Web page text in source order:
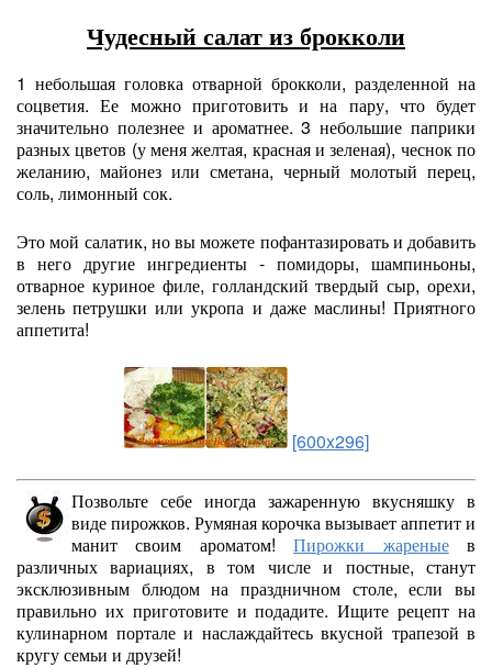
Чудесный салат из брокколи
1 небольшая головка отварной брокколи, разделенной на
соцветия. Ее можно приготовить и на пару, что будет
значительно полезнее и ароматнее. 3 небольшие паприки
разных цветов (у меня желтая, красная и зеленая), чеснок по
желанию, майонез или сметана, черный молотый перец,
соль, лимонный сок.
Это мой салатик, но вы можете пофантазировать и добавить
в него другие ингредиенты - помидоры, шампиньоны,
отварное куриное филе, голландский твердый сыр, орехи,
зелень петрушки или укропа и даже маслины! Приятного
аппетита!
[600x296]
Позвольте себе иногда зажаренную вкусняшку в
виде пирожков. Румяная корочка вызывает аппетит и
манит своим ароматом!Пирожки жареныев
различных вариациях, в том числе и постные, станут
эксклюзивным блюдом на праздничном столе, если вы
правильно их приготовите и подадите. Ищите рецепт на
кулинарном портале и наслаждайтесь вкусной трапезой в
кругу семьи и друзей!